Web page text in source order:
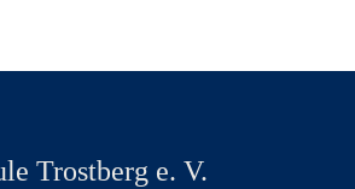
Trostberg e. V.